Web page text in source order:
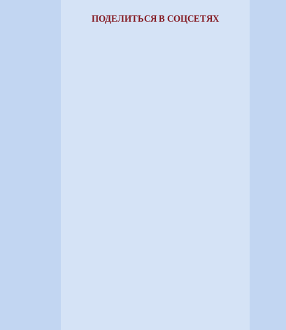
ПОДЕЛИТЬСЯ В СОЦСЕТЯХ